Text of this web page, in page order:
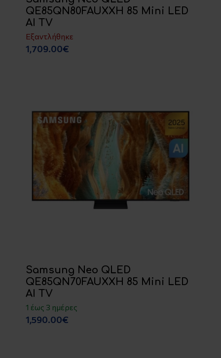
QE85QN80FAUXXH 85 Mini LED
AI TV
Εξαντλήθηκε
1,709.00€
Samsung Neo QLED
QE85QN70FAUXXH 85 Mini LED
AI TV
1 έως 3 ημέρες
1,590.00€